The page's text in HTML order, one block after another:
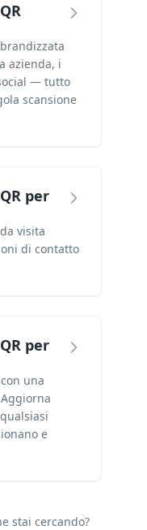
azienda, i
— tutto
scansione
per
visita
di contatto
per
una
e
stai cercando?